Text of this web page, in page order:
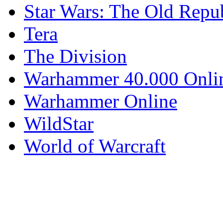
Star Wars: The Old
Tera
The Division
Warhammer 40.000
Warhammer Online
WildStar
World of Warcraft